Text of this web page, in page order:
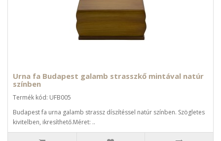
Urna fa Budapest galamb strasszkő mintával natúr
színben
Termék kód: UFB005
Budapest fa urna galamb strassz díszítéssel natúr színben. Szögletes
kivitelben, ikresíthető.Méret: ..